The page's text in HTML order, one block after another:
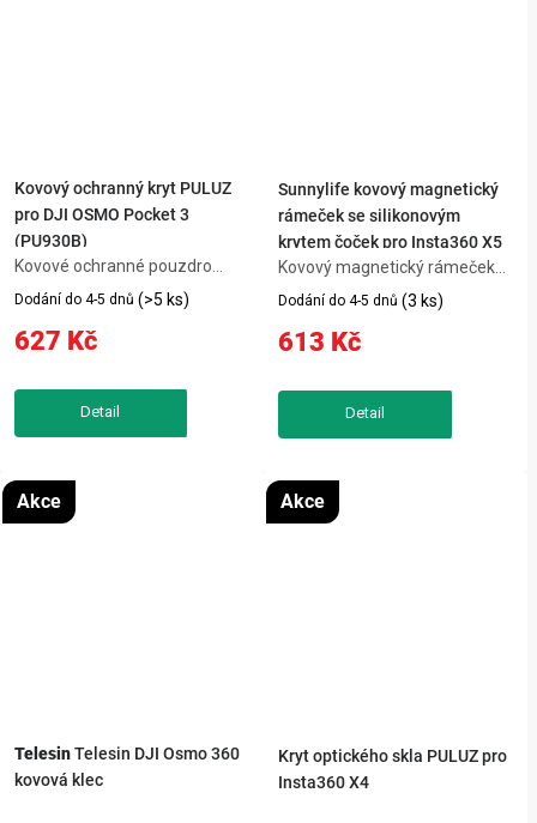
Kovový ochranný kryt PULUZ
pro DJI OSMO Pocket 3
(PU930B)
Dodání do 4-5 dnů (>5 ks)
627 Kč
Kovové ochranné pouzdro
PULUZ chrání kameru DJI
OSMO Pocket 3 před pády a
nárazy. Vyrobené z hliníkové
zabraňuje přehřátí kamery
během nahrávání....
Sunnylife kovový magnetický
rámeček se silikonovým
krytem čoček pro Insta360 X5
Dodání do 4-5 dnů (3 ks)
613 Kč
Kovový magnetický rámeček
Sunnylife pro Insta360 X5
poskytuje spolehlivou ochranu
díky odolné hliníkové konstrukci
Magnetický systém umožňuje
Telesin Telesin DJI Osmo 360
kovová klec
Akce
Kryt optického skla PULUZ pro
Insta360 X4
Akce